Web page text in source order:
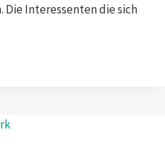
Die Interessenten die sich